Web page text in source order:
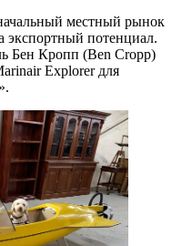
местный рынок
экспортный потенциал.
Бен Кропп (Ben Cropp)
Explorer для